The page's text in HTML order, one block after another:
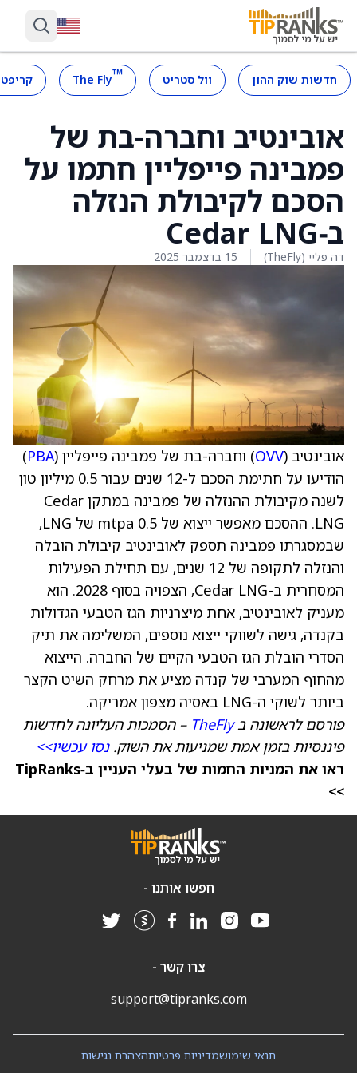
חדשות שוק ההון וול סטריט ™
The Fly
אובינטיב וחברה-בת של
פמבינה פייפליין חתמו על
הסכם לקיבולת הנזלה
ב‑Cedar LNG
דה פליי (TheFly) 15 בדצמבר 2025
אובינטיב (OVV) וחברה-בת של פמבינה פייפליין (PBA
)
הודיעו על חתימת הסכם ל-12 שנים עבור 0.5 מיליון טון
לשנה מקיבולת ההנזלה של פמבינה במתקן Cedar
LNG. ההסכם מאפשר ייצוא של 0.5 mtpa של LNG,
שבמסגרתו פמבינה תספק לאובינטיב קיבולת הובלה
והנזלה לתקופה של 12 שנים, עם תחילת הפעילות
המסחרית ב-Cedar LNG, הצפויה בסוף 2028. הוא
מעניק לאובינטיב, אחת מיצרניות הגז הטבעי הגדולות
בקנדה, גישה לשווקי ייצוא נוספים, המשלימה את תיק
הסדרי הובלת הגז הטבעי הקיים של החברה. הייצוא
מהחוף המערבי של קנדה מציע את מרחק השיט הקצר
ביותר לשוקי ה-LNG באסיה מצפון אמריקה.
פורסם לראשונה בTheFly – הסמכות העליונה לחדשות
פיננסיות בזמן אמת שמניעות את השוק.נסו עכשיו>>
ראו את המניות החמות של בעלי העניין ב‑TipRanks
>>
חפשו אותנו -
צרו קשר -
support@tipranks.com
הצהרת נגישותמדיניות פרטיותתנאי שימוש